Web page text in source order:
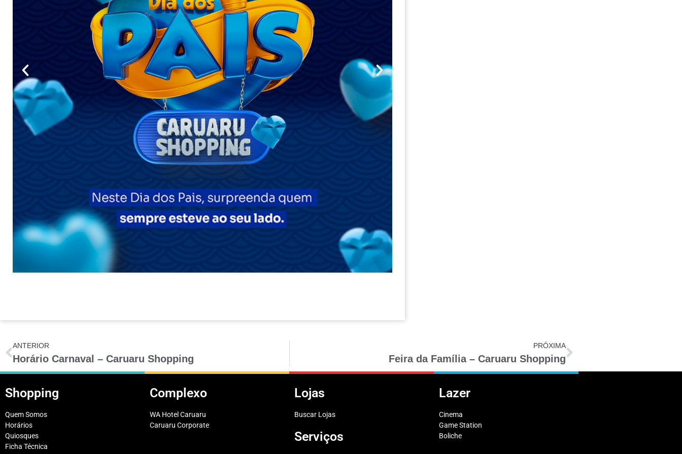
ANTERIOR
Horário Carnaval – Caruaru Shopping
PRÓXIMA
Feira da Família – Caruaru Shopping
Shopping
Quem Somos
Horários
Quiosques
Ficha Técnica
Complexo
WA Hotel Caruaru
Caruaru Corporate
Lojas
Buscar Lojas
Serviços
Lazer
Cinema
Game Station
Boliche